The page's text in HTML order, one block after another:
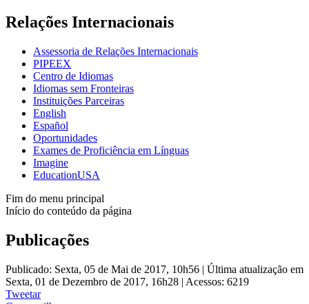
Relações Internacionais
Assessoria de Relações Internacionais
PIPEEX
Centro de Idiomas
Idiomas sem Fronteiras
Instituições Parceiras
English
Español
Oportunidades
Exames de Proficiência em Línguas
Imagine
EducationUSA
Fim do menu principal
Início do conteúdo da página
Publicações
Publicado: Sexta, 05 de Mai de 2017, 10h56 | Última atualização em
Sexta, 01 de Dezembro de 2017, 16h28 | Acessos: 6219
Tweetar